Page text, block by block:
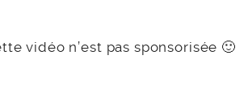
vidéo n’est pas sponsorisée 🙂